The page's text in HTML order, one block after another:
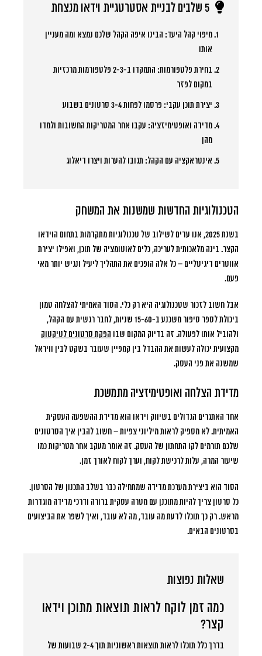
5 שלבים לבניית אסטרטגיית וידאו מנצחת
מיפוי קהל היעד: הבינו איפה הקהל שלכם נמצא ומה מעניין
אותו
בחירת פלטפורמות:
התמקדו ב-2-3 פלטפורמות מרכזיות
במקום לפזר
יצירת תוכן עקבי: פרסמו לפחות 3-4 סרטונים בשבוע
מדידה ואופטימיזציה: עקבו אחר המטריקות החשובות ולמדו
מהן
אינטראקציה עם הקהל: תגובו להערות ויצרו דיאלוג
הטכנולוגיות החדשות שמשנות את המשחק
בשנת 2025, אנו עדים לשילוב של טכנולוגיות מתקדמות בתחום הוידאו
הקצר. בינה מלאכותית לעריכה, כלים לאוטומציה של תוכן, ואפילו יצירת
אווטרים דיגיטליים – כל אלה הופכים את התהליך ליעיל ונגיש יותר מאי
פעם.
אבל חשוב לזכור שטכנולוגיה היא רק כלי. הסוד האמיתי להצלחה טמון
ביכולת לספר סיפור משכנע ב-15-60 שניות
, לחבר רגשית עם הקהל,
ולהוביל אותו לפעולה. זה בדיוק המקום שבו הפקת סרטונים לטיקטוק
מקצועית יכולה לעשות את ההבדל בין קמפיין שעובר בשקט לבין וויראל
שמשנה את פני העסק.
מדידת הצלחה ואופטימיזציה מתמשכת
אחד האתגרים הגדולים בשיווק וידאו הוא מדידת ההשפעה העסקית
האמיתית. לא מספיק לראות מיליוני צפיות – חשוב להבין איך הסרטונים
שלכם תורמים לקו התחתון של העסק. זה אומר מעקב אחר מטריקות כמו
שיעור המרה, עלות לרכישת לקוח, וערך לקוח לאורך זמן.
הסוד הוא ביצירת מערכת מדידה שמתחילה כבר בשלב התכנון של הסרטון.
כל סרטון צריך להיות מתוכנן עם מטרה עסקית ברורה ודרכי מדידה מוגדרות
מראש. רק כך תוכלו לדעת מה עובד, מה לא עובד, ואיך לשפר את הביצועים
בסרטונים הבאים.
שאלות נפוצות
כמה זמן לוקח לראות תוצאות מתוכן וידאו
קצר?
בדרך כלל תוכלו לראות תוצאות ראשוניות תוך 2-4 שבועות של